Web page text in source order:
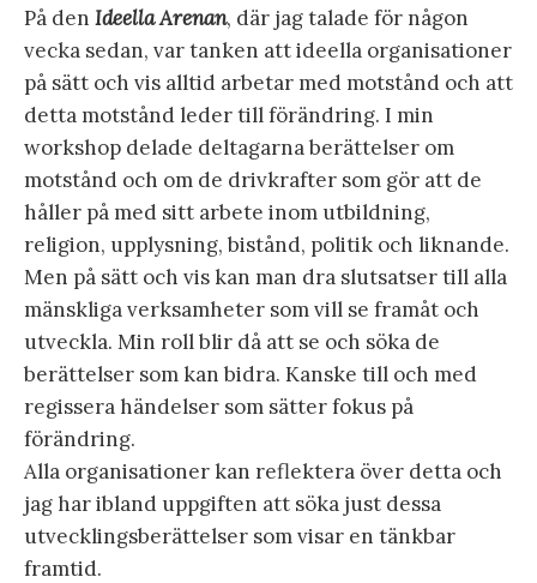
På den Ideella Arenan, där jag talade för någon
vecka sedan, var tanken att ideella organisationer
på sätt och vis alltid arbetar med motstånd och att
detta motstånd leder till förändring. I min
workshop delade deltagarna berättelser om
motstånd och om de drivkrafter som gör att de
håller på med sitt arbete inom utbildning,
religion, upplysning, bistånd, politik och liknande.
Men på sätt och vis kan man dra slutsatser till alla
mänskliga verksamheter som vill se framåt och
utveckla. Min roll blir då att se och söka de
berättelser som kan bidra. Kanske till och med
regissera händelser som sätter fokus på
förändring.
Alla organisationer kan reflektera över detta och
jag har ibland uppgiften att söka just dessa
utvecklingsberättelser som visar en tänkbar
framtid.